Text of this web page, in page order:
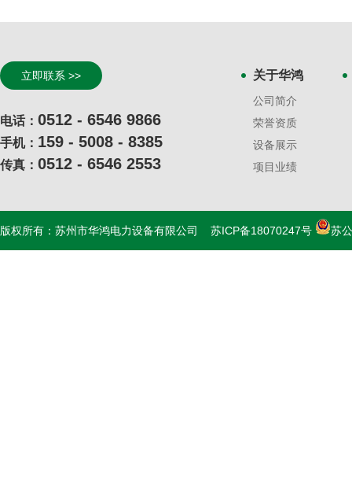
立即联系 >>
电话： 0512 - 6546 9866
手机： 159 - 5008 - 8385
传真： 0512 - 6546 2553
关于华鸿
公司简介
荣誉资质
设备展示
项目业绩
版权所有：苏州市华鸿电力设备有限公司 苏ICP备18070247号 苏